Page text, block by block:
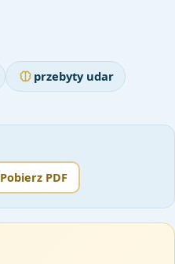
przebyty udar
Pobierz PDF